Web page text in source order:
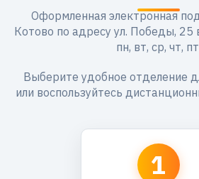
Оформленная электронная
Котово по адресу ул. Победы,
пн, вт, ср, чт,
Выберите удобное отделение
или воспользуйтесь
1